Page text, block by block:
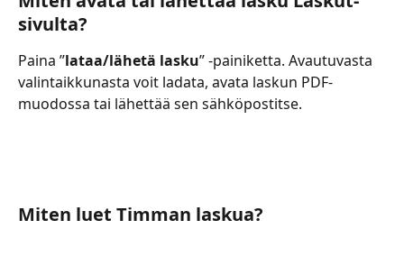
sivulta?
Paina ”lataa/lähetä lasku” -painiketta. Avautuvasta
valintaikkunasta voit ladata, avata laskun PDF-
muodossa tai lähettää sen sähköpostitse.
Miten luet Timman laskua?